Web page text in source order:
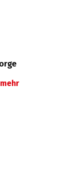
mehr